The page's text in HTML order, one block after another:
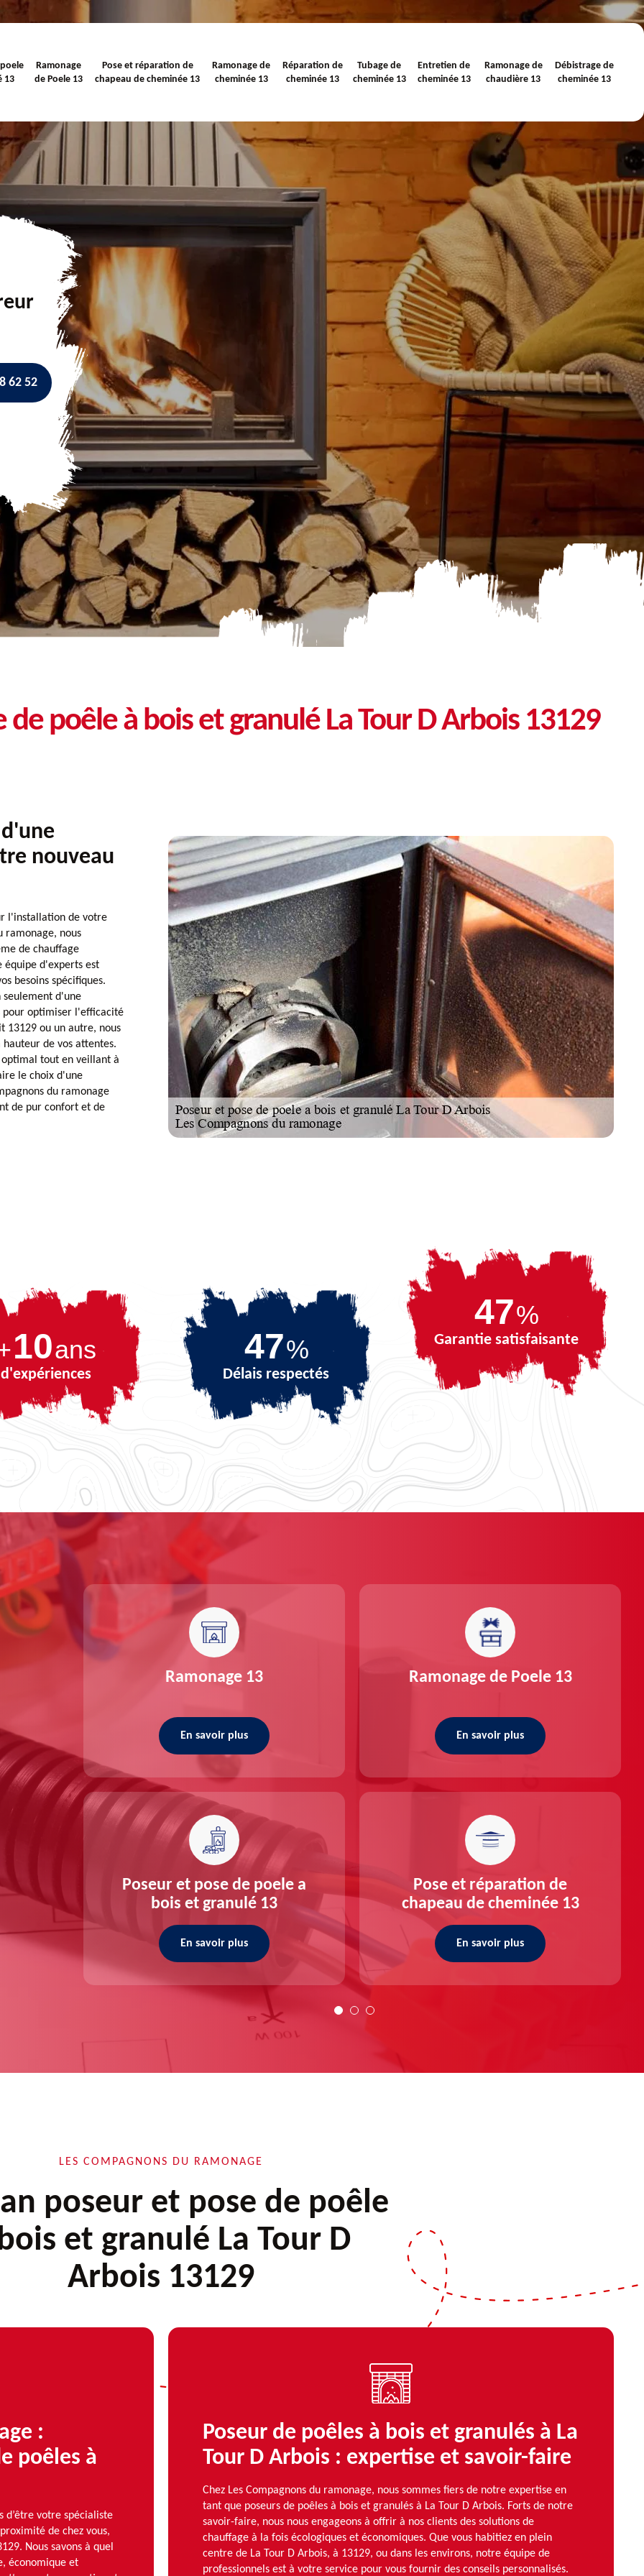
13
Ramonage
de Poele 13
Pose et réparation de
chapeau de cheminée 13
Ramonage de
cheminée 13
Réparation de
cheminée 13
Tubage de
cheminée 13
Entretien de
cheminée 13
Ramonage de
chaudière 13
Débistrage de
cheminée 13
62 52
poêle à bois et granulé La Tour D Arbois 13129
nouveau
l'installation de votre
ramonage, nous
de chauffage
équipe d'experts est
besoins spécifiques.
seulement d'une
pour optimiser l'efficacité
13129 ou un autre, nous
de vos attentes.
tout en veillant à
le choix d'une
du ramonage
de pur confort et de
10ans
d'expériences
67%
Délais respectés
67%
Garantie satisfaisante
13
13
Ramonage 13
En savoir plus
Poseur et pose de poele a
bois et granulé 13
En savoir plus
Ramonage de Poele 13
En savoir plus
Pose et réparation de
chapeau de cheminée 13
En savoir plus
LES COMPAGNONS DU RAMONAGE
poseur et pose de poêle
et granulé La Tour D
Arbois 13129
:
poêles à
d’être votre spécialiste
de chez vous,
Nous savons à quel
économique et
Poseur de poêles à bois et granulés à La
Tour D Arbois : expertise et savoir-faire
Chez Les Compagnons du ramonage, nous sommes fiers de notre expertise en
tant que poseurs de poêles à bois et granulés à La Tour D Arbois. Forts de notre
savoir-faire, nous nous engageons à offrir à nos clients des solutions de
chauffage à la fois écologiques et économiques. Que vous habitiez en plein
centre de La Tour D Arbois, à 13129, ou dans les environs, notre équipe de
professionnels est à votre service pour vous fournir des conseils personnalisés.